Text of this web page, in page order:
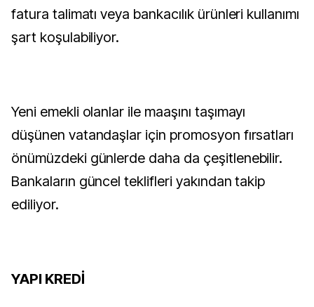
fatura talimatı veya bankacılık ürünleri kullanımı
şart koşulabiliyor.
Yeni emekli olanlar ile maaşını taşımayı
düşünen vatandaşlar için promosyon fırsatları
önümüzdeki günlerde daha da çeşitlenebilir.
Bankaların güncel teklifleri yakından takip
ediliyor.
YAPI KREDİ